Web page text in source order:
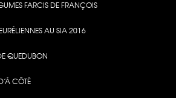
FARCIS DE FRANÇOIS
AU SIA 2016
QUEDUBON
CÔTÉ